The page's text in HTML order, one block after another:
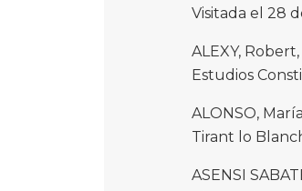
Visitada el 28
ALEXY,
Estudios
ALONSO,
Tirant lo
ASENSI